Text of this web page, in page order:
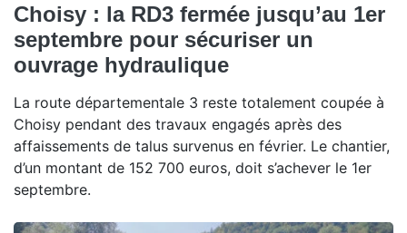
Choisy : la RD3 fermée jusqu’au 1er
septembre pour sécuriser un
ouvrage hydraulique
La route départementale 3 reste totalement coupée à
Choisy pendant des travaux engagés après des
affaissements de talus survenus en février. Le chantier,
d’un montant de 152 700 euros, doit s’achever le 1er
septembre.